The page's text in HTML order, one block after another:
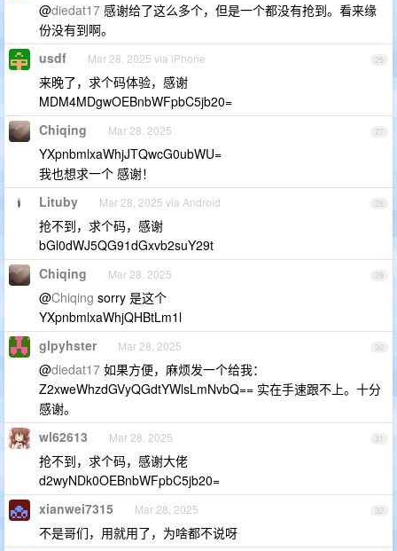
@diedat17 感谢给了这么多个，但是一个都没有抢到。看来缘
份没有到啊。
26
usdf Mar 28, 2025 via iPhone
来晚了，求个码体验，感谢
MDM4MDgwOEBnbWFpbC5jb20=
27
Chiqing Mar 28, 2025
YXpnbmlxaWhjJTQwcG0ubWU=
我也想求一个 感谢！
28
Lituby Mar 28, 2025 via Android
抢不到，求个码，感谢
bGl0dWJ5QG91dGxvb2suY29t
29
Chiqing Mar 28, 2025
@Chiqing sorry 是这个
YXpnbmlxaWhjQHBtLm1l
30
glpyhster Mar 28, 2025
@diedat17 如果方便，麻烦发一个给我：
Z2xweWhzdGVyQGdtYWlsLmNvbQ== 实在手速跟不上。十分
感谢。
31
wl62613 Mar 28, 2025
抢不到，求个码，感谢大佬
d2wyNDk0OEBnbWFpbC5jb20=
32
xianwei7315 Mar 28, 2025
不是哥们，用就用了，为啥都不说呀